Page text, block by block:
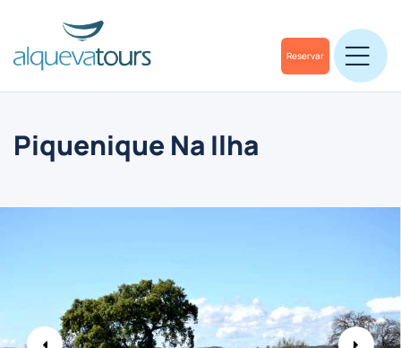
Reservar
Piquenique Na Ilha